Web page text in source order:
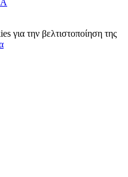
για την βελτιστοποίηση της